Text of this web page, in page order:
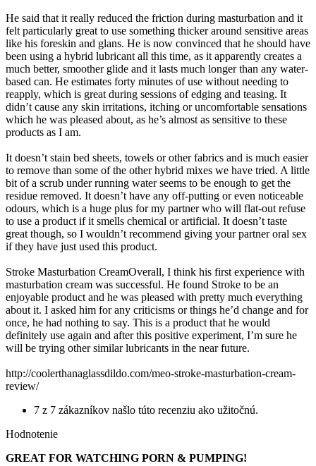
He said that it really reduced the friction during masturbation and it
felt particularly great to use something thicker around sensitive areas
like his foreskin and glans. He is now convinced that he should have
been using a hybrid lubricant all this time, as it apparently creates a
much better, smoother glide and it lasts much longer than any water-
based can. He estimates forty minutes of use without needing to
reapply, which is great during sessions of edging and teasing. It
didn’t cause any skin irritations, itching or uncomfortable sensations
which he was pleased about, as he’s almost as sensitive to these
products as I am.
It doesn’t stain bed sheets, towels or other fabrics and is much easier
to remove than some of the other hybrid mixes we have tried. A little
bit of a scrub under running water seems to be enough to get the
residue removed. It doesn’t have any off-putting or even noticeable
odours, which is a huge plus for my partner who will flat-out refuse
to use a product if it smells chemical or artificial. It doesn’t taste
great though, so I wouldn’t recommend giving your partner oral sex
if they have just used this product.
Stroke Masturbation CreamOverall, I think his first experience with
masturbation cream was successful. He found Stroke to be an
enjoyable product and he was pleased with pretty much everything
about it. I asked him for any criticisms or things he’d change and for
once, he had nothing to say. This is a product that he would
definitely use again and after this positive experiment, I’m sure he
will be trying other similar lubricants in the near future.
http://coolerthanaglassdildo.com/meo-stroke-masturbation-cream-
review/
7 z 7 zákazníkov našlo túto recenziu ako užitočnú.
Hodnotenie
GREAT FOR WATCHING PORN & PUMPING!